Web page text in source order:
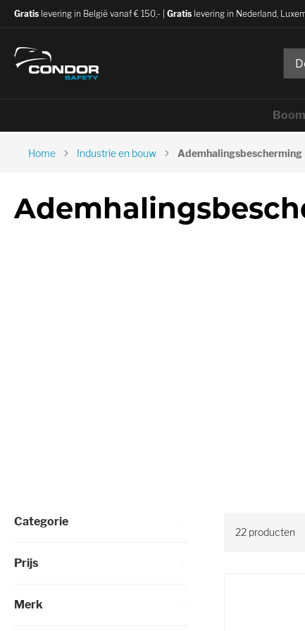
Gratis levering in België vanaf € 150,- | Gratis levering in Nederland,
Home Industrie en bouw Ademhalingsbescherming
22producten
Selectie verfijnen
Categorie
Prijs
Merk